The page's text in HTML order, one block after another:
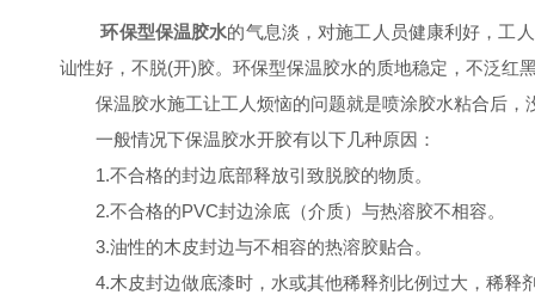
环保型保温胶水的气息淡，对施工人员健康利好，工
讪性好，不脱(开)胶。环保型保温胶水的质地稳定，不泛红
保温胶水施工让工人烦恼的问题就是喷涂胶水粘合后，
一般情况下保温胶水开胶有以下几种原因：
1.不合格的封边底部释放引致脱胶的物质。
2.不合格的PVC封边涂底（介质）与热溶胶不相容。
3.油性的木皮封边与不相容的热溶胶贴合。
4.木皮封边做底漆时，水或其他稀释剂比例过大，稀释